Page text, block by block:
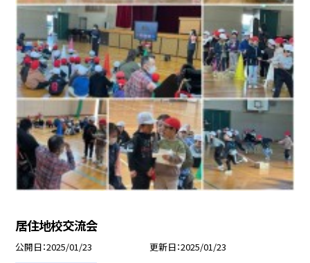
居住地校交流会
公開日 2025/01/23 更新日 2025/01/23